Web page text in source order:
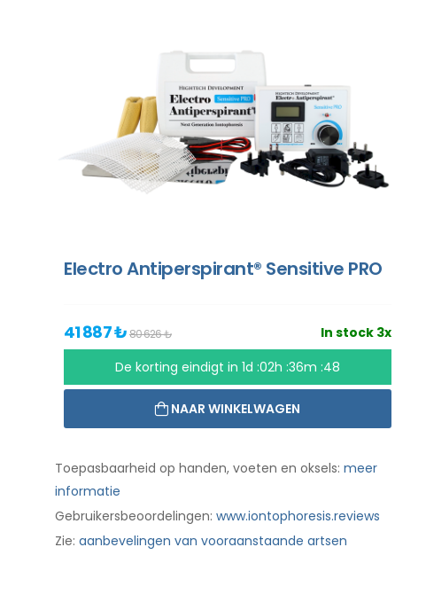
Electro Antiperspirant® Sensitive PRO
In stock 3x
41 887 ₺80 626 ₺
De korting eindigt in 1d :02h :36m :47
NAAR WINKELWAGEN
Toepasbaarheid op handen, voeten en oksels: meer
informatie
Gebruikersbeoordelingen: www.iontophoresis.reviews
Zie: aanbevelingen van vooraanstaande artsen